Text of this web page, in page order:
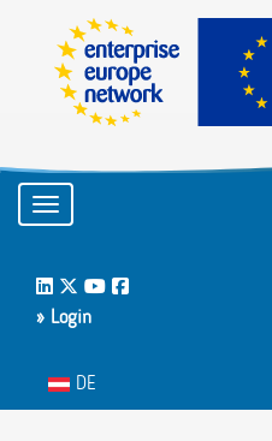
Toggle navigation
LinkedIn
Twitter
Youtube
Facebook
» Login
Sprache auswählen
DE